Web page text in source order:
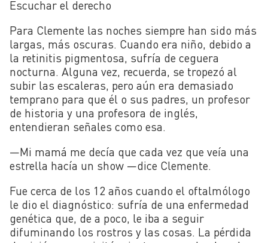
Escuchar el derecho
Para Clemente las noches siempre han sido más
largas, más oscuras. Cuando era niño, debido a
la retinitis pigmentosa, sufría de ceguera
nocturna. Alguna vez, recuerda, se tropezó al
subir las escaleras, pero aún era demasiado
temprano para que él o sus padres, un profesor
de historia y una profesora de inglés,
entendieran señales como esa.
—Mi mamá me decía que cada vez que veía una
estrella hacía un show —dice Clemente.
Fue cerca de los 12 años cuando el oftalmólogo
le dio el diagnóstico: sufría de una enfermedad
genética que, de a poco, le iba a seguir
difuminando los rostros y las cosas. La pérdida